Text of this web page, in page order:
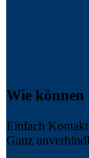
Wie können
Einfach
Ganz